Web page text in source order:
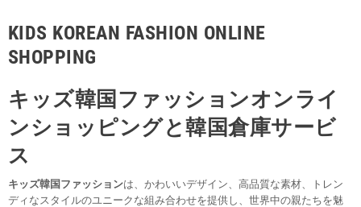
KIDS KOREAN FASHION ONLINE
SHOPPING
キッズ韓国ファッションオンライ
ンショッピングと韓国倉庫サービ
ス
キッズ韓国ファッションは、かわいいデザイン、高品質な素材、トレン
ディなスタイルのユニークな組み合わせを提供し、世界中の親たちを魅